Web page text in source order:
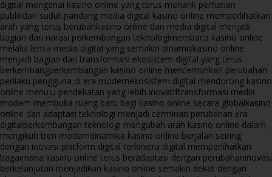
digital mengenai kasino online yang terus menarik perhatian
publikdari sudut pandang media digital kasino online memperlihatkan
arah yang terus berubahkasino online dan media digital menjadi
bagian dari narasi perkembangan teknologimembaca kasino online
melalui lensa media digital yang semakin dinamiskasino online
menjadi bagian dari transformasi ekosistem digital yang terus
berkembangperkembangan kasino online mencerminkan perubahan
perilaku pengguna di era modernekosistem digital mendorong kasino
online menuju pendekatan yang lebih inovatiftransformasi media
modern membuka ruang baru bagi kasino online secara globalkasino
online dan adaptasi teknologi menjadi cerminan perubahan era
digitalperkembangan teknologi mengubah arah kasino online dalam
mengikuti tren moderndinamika kasino online berjalan seiring
dengan inovasi platform digital terkiniera digital memperlihatkan
bagaimana kasino online terus beradaptasi dengan perubahaninovasi
berkelanjutan menjadikan kasino online semakin dekat dengan